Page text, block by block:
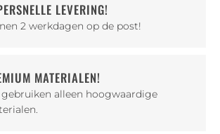
LEVERING!
2 werkdagen op de post!
MATERIALEN!
alleen hoogwaardige